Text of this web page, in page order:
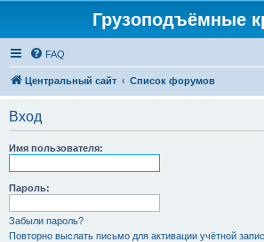
Грузоподъёмные
FAQ
Центральный сайт Список форумов
Вход
Имя пользователя:
Пароль:
Забыли пароль?
Повторно выслать письмо для активации учётной